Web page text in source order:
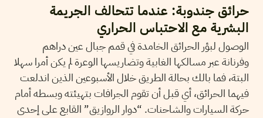
حرائق جندوبة: عندما تتحالف الجريمة
البشرية مع الاحتباس الحراري
الوصول لبؤر الحرائق الخامدة في قمم جبال عين دراهم
وفرنانة عبر مسالكها الغابية وتضاريسها الوعرة لم يكن أمرا سهلا
البتة، فما بالك بحالة الطريق خلال الأسبوعين الذين اندلعت
فيهما الحرائق، أي قبل أن تقوم الجرافات بتهيئته وبسطه أمام
حركة السيارات والشاحنات. “دوار الروازيق” القابع على إحدى